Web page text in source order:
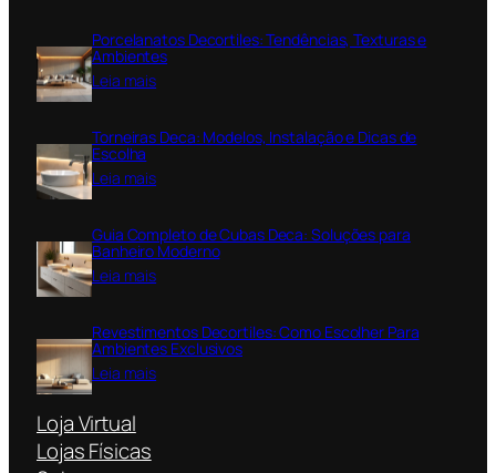
Porcelanatos Decortiles: Tendências, Texturas e
Ambientes
Leia mais:
r
e
a
n
a
t
s
D
e
Torneiras Deca: Modelos, Instalação e Dicas de
Escolha
Leia mais:
r
n
e
r
a
s
D
Guia Completo de Cubas Deca: Soluções para
Banheiro Moderno
Leia mais:
i
a
C
Revestimentos Decortiles: Como Escolher Para
Ambientes Exclusivos
Leia mais:
Loja Virtual
Lojas Físicas